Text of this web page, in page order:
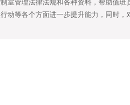
动等各个方面进一步提升能力，同时